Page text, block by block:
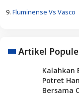
9. Fluminense Vs Vasco
Artikel
Kalahkan
Potret
Bersama